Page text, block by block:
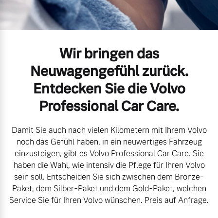
Mild-Hybrid
Geschäftskunden
Editionsmodelle
Konnektivität
Volvo Gebrauchtwagenbörse
Volvo kauft Ihr Auto
Aktuelle Zubehörangebote
Zubehörkatalog
Service by Volvo
Sie erhalten bei uns eine
Kontakt und Anfahrt
Wir bringen das
Neuwagengefühl zurück.
Entdecken Sie die Volvo
Professional Car Care.
Damit Sie auch nach vielen Kilometern mit Ihrem Volvo
noch das Gefühl haben, in ein neuwertiges Fahrzeug
einzusteigen, gibt es Volvo Professional Car Care. Sie
haben die Wahl, wie intensiv die Pflege für Ihren Volvo
sein soll. Entscheiden Sie sich zwischen dem Bronze-
Paket, dem Silber-Paket und dem Gold-Paket, welchen
Service Sie für Ihren Volvo wünschen. Preis auf Anfrage.